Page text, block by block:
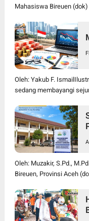
Mahasiswa Bireuen (dok)
Oleh: Yakub F.
sedang membayangi
Oleh: Muzakir, S.Pd.,
Bireuen, Provinsi Aceh